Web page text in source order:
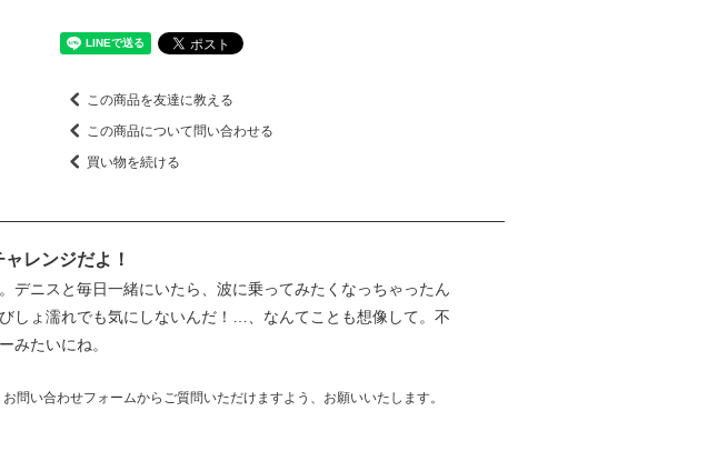
この商品を友達に教える
この商品について問い合わせる
買い物を続ける
レンジだよ！
デニスと毎日一緒にいたら、波に乗ってみたくなっちゃったん
しょ濡れでも気にしないんだ！…、なんてことも想像して。不
みたいにね。
い合わせフォームからご質問いただけますよう、お願いいたします。